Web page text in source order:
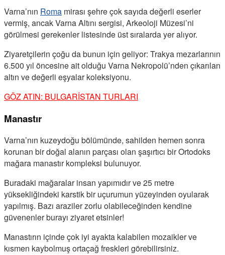
Varna’nın Roma mirası şehre çok sayıda değerli eserler
vermiş, ancak Varna Altını sergisi, Arkeoloji Müzesi’ni
görülmesi gerekenler listesinde üst sıralarda yer alıyor.
Ziyaretçilerin çoğu da bunun için geliyor: Trakya mezarlarının
6.500 yıl öncesine ait olduğu Varna Nekropolü’nden çıkarılan
altın ve değerli eşyalar koleksiyonu.
GÖZ ATIN: BULGARİSTAN TURLARI
Manastır
Varna’nın kuzeydoğu bölümünde, sahilden hemen sonra
korunan bir doğal alanın parçası olan şaşırtıcı bir Ortodoks
mağara manastır kompleksi bulunuyor.
Buradaki mağaralar insan yapımıdır ve 25 metre
yüksekliğindeki karstik bir uçurumun yüzeyinden oyularak
yapılmış. Bazı araziler zorlu olabileceğinden kendine
güvenenler burayı ziyaret etsinler!
Manastırın içinde çok iyi ayakta kalabilen mozaikler ve
kısmen kaybolmuş ortaçağ freskleri görebilirsiniz.